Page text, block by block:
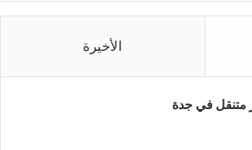
الأخيرة
متنقل في جدة